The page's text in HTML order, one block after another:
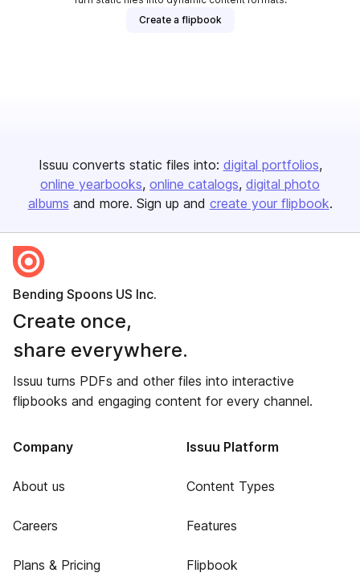
Create a flipbook
Issuu converts static files into: digital portfolios
online yearbooks online catalogs digital photo
albums and more. Sign up and create your flipbook.
Bending Spoons US Inc.
Create once,
share everywhere.
Issuu turns PDFs and other files into interactive
flipbooks and engaging content for every channel.
Company
About us
Careers
Plans & Pricing
Issuu Platform
Content Types
Features
Flipbook